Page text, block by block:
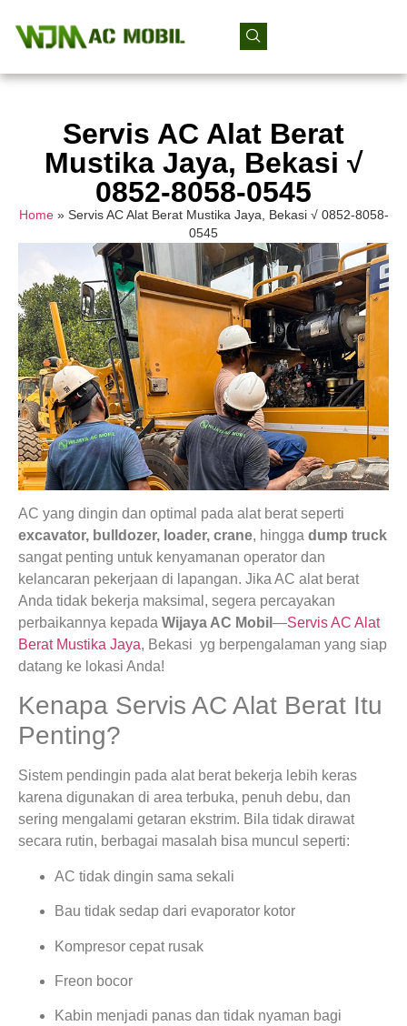
Servis AC Alat Berat
Mustika Jaya, Bekasi √
0852-8058-0545
Home» Servis AC Alat Berat Mustika Jaya, Bekasi √ 0852-8058-
0545
AC yang dingin dan optimal pada alat berat seperti
excavator, bulldozer, loader, crane, hingga dump truck
sangat penting untuk kenyamanan operator dan
kelancaran pekerjaan di lapangan. Jika AC alat berat
Anda tidak bekerja maksimal, segera percayakan
perbaikannya kepada Wijaya AC Mobil —Servis AC Alat
Berat Mustika Jaya, Bekasi yg berpengalaman yang siap
datang ke lokasi Anda!
Kenapa Servis AC Alat Berat Itu
Penting?
Sistem pendingin pada alat berat bekerja lebih keras
karena digunakan di area terbuka, penuh debu, dan
sering mengalami getaran ekstrim. Bila tidak dirawat
secara rutin, berbagai masalah bisa muncul seperti:
AC tidak dingin sama sekali
Bau tidak sedap dari evaporator kotor
Kompresor cepat rusak
Freon bocor
Kabin menjadi panas dan tidak nyaman bagi